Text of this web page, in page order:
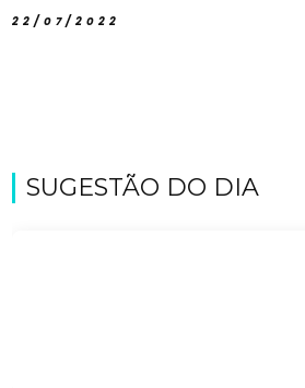
Viajar
22/07/2022
SUGESTÃO DO DIA